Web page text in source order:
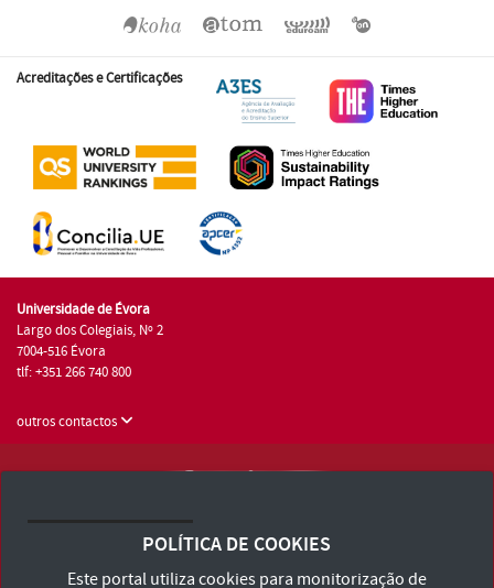
Acreditações e Certificações
Universidade de Évora
Largo dos Colegiais, Nº 2
7004-516 Évora
tlf: +351 266 740 800
outros contactos
Consulte os Termos e Condições e Política de Privacidade
Declaração de Acessibilidade
POLÍTICA DE COOKIES
Este portal utiliza cookies para monitorização de